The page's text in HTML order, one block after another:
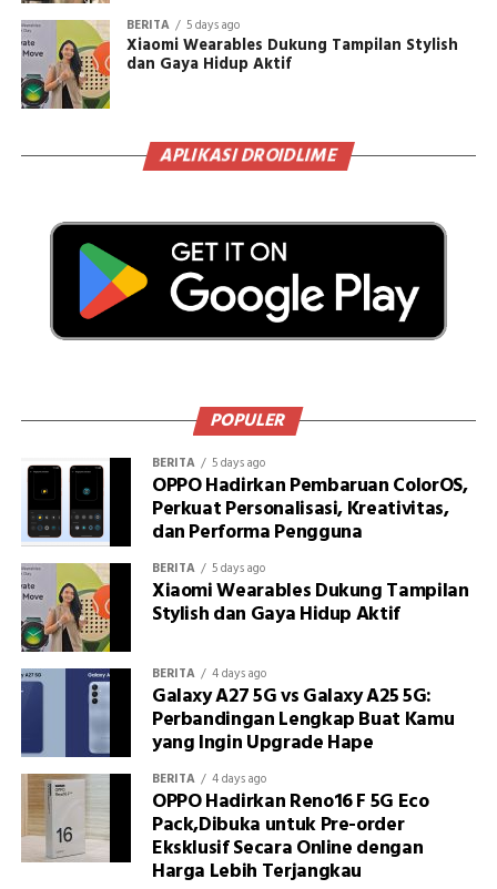
BERITA 5 days ago
Xiaomi Wearables Dukung Tampilan Stylish
dan Gaya Hidup Aktif
APLIKASI DROIDLIME
POPULER
BERITA 5 days ago
OPPO Hadirkan Pembaruan ColorOS,
Perkuat Personalisasi, Kreativitas,
dan Performa Pengguna
BERITA 5 days ago
Xiaomi Wearables Dukung Tampilan
Stylish dan Gaya Hidup Aktif
BERITA 4 days ago
Galaxy A27 5G vs Galaxy A25 5G:
Perbandingan Lengkap Buat Kamu
yang Ingin Upgrade Hape
BERITA 4 days ago
OPPO Hadirkan Reno16 F 5G Eco
Pack,Dibuka untuk Pre-order
Eksklusif Secara Online dengan
Harga Lebih Terjangkau